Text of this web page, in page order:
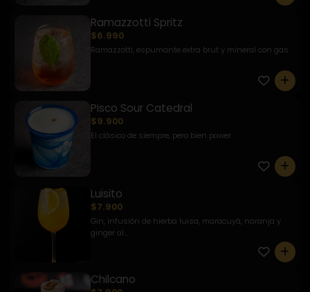
Ramazzotti Spritz
$6.990
Ramazzotti, espumante extra brut y mineral con gas
0
Pisco Sour Catedral
$9.900
El clásico de siempre, pero bien power
0
Luisito
$7.900
Gin, infusión de hierba luisa, maracuyá, naranja y
ginger al...
0
Chilcano